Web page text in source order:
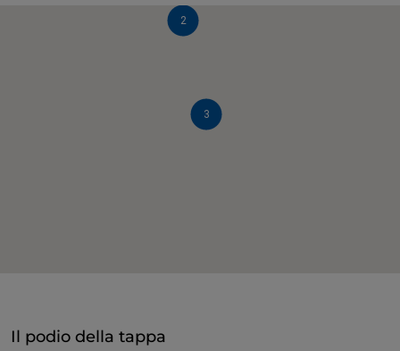
3
2
Il podio della tappa